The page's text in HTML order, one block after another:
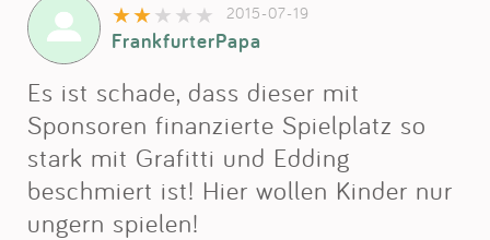
2015-07-19
FrankfurterPapa
Es ist schade, dass dieser mit
Sponsoren finanzierte Spielplatz so
stark mit Grafitti und Edding
beschmiert ist! Hier wollen Kinder nur
ungern spielen!